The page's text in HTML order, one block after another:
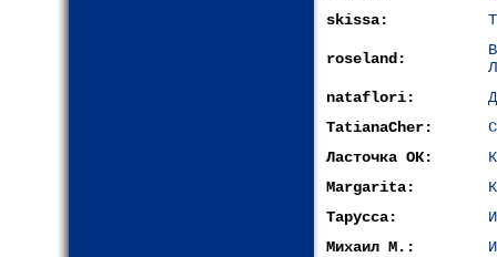
skissa:
roseland:
nataflori:
TatianaCher:
Ласточка ОК:
Margarita:
Тарусса:
Михаил М.: